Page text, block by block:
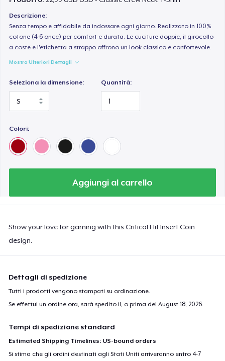
Descrizione:
Senza tempo e affidabile da indossare ogni giorno. Realizzato in 100%
cotone (4-6 once) per comfort e durata. Le cuciture doppie, il girocollo
a coste e l'etichetta a strappo offrono un look classico e confortevole.
Mostra Ulteriori Dettagli
Seleziona la dimensione: Quantità:
Colori:
Aggiungi al carrello
Show your love for gaming with this Critical Hit Insert Coin
design.
Dettagli di spedizione
Tutti i prodotti vengono stampati su ordinazione.
Se effettui un ordine ora, sarà spedito il, o prima delAugust 18, 2026
Tempi di spedizione standard
Estimated Shipping Timelines: US-bound orders
Si stima che gli ordini destinati agli Stati Uniti arriveranno entro 4-7